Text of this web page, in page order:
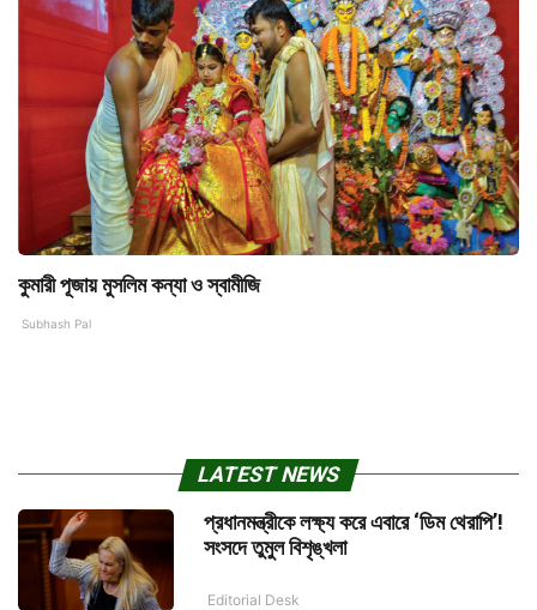
কুমারী পূজায় মুসলিম কন্যা ও স্বামীজি
Subhash Pal
LATEST NEWS
প্রধানমন্ত্রীকে লক্ষ্য করে এবারে ‘ডিম থেরাপি’!
সংসদে তুমুল বিশৃঙ্খলা
Editorial Desk